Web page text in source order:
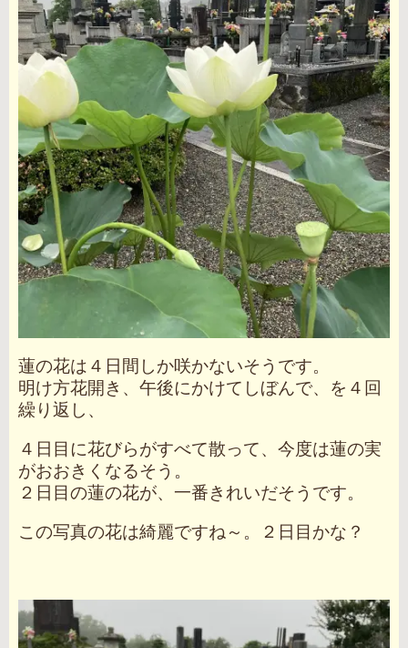
蓮の花は４日間しか咲かないそうです。
明け方花開き、午後にかけてしぼんで、を４回
繰り返し、
４日目に花びらがすべて散って、今度は蓮の実
がおおきくなるそう。
２日目の蓮の花が、一番きれいだそうです。
この写真の花は綺麗ですね～。２日目かな？